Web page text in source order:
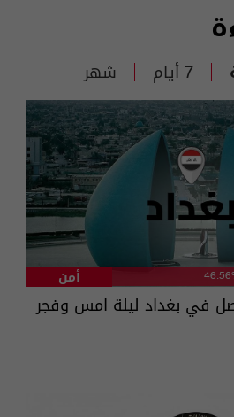
7 أيام شهر
أمن
في بغداد ليلة امس وفجر